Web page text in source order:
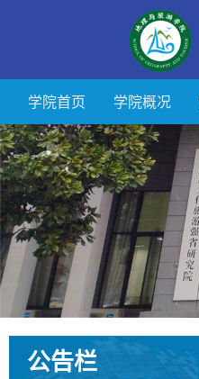
学院首页 学院概况
公告栏